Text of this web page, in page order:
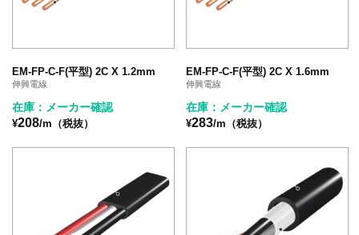
EM-FP-C-F(平型) 2C X 1.2mm
伸興電線
在庫：メーカー確認
¥208/m（税抜）
EM-FP-C-F(平型) 2C X 1.6mm
伸興電線
在庫：メーカー確認
¥283/m（税抜）